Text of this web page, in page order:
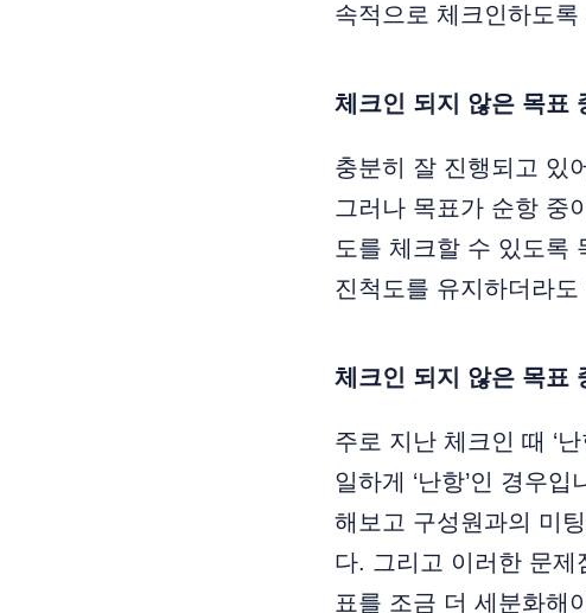
속적으로 체크인하도
체크인 되지 않은 목표
충분히 잘 진행되고 있
그러나 목표가 순항 중
도를 체크할 수 있도록
진척도를 유지하더라도
체크인 되지 않은 목표
주로 지난 체크인 때 ‘
일하게 ‘난항’인 경우
해보고 구성원과의 미
다. 그리고 이러한 문
표를 조금 더 세분화해